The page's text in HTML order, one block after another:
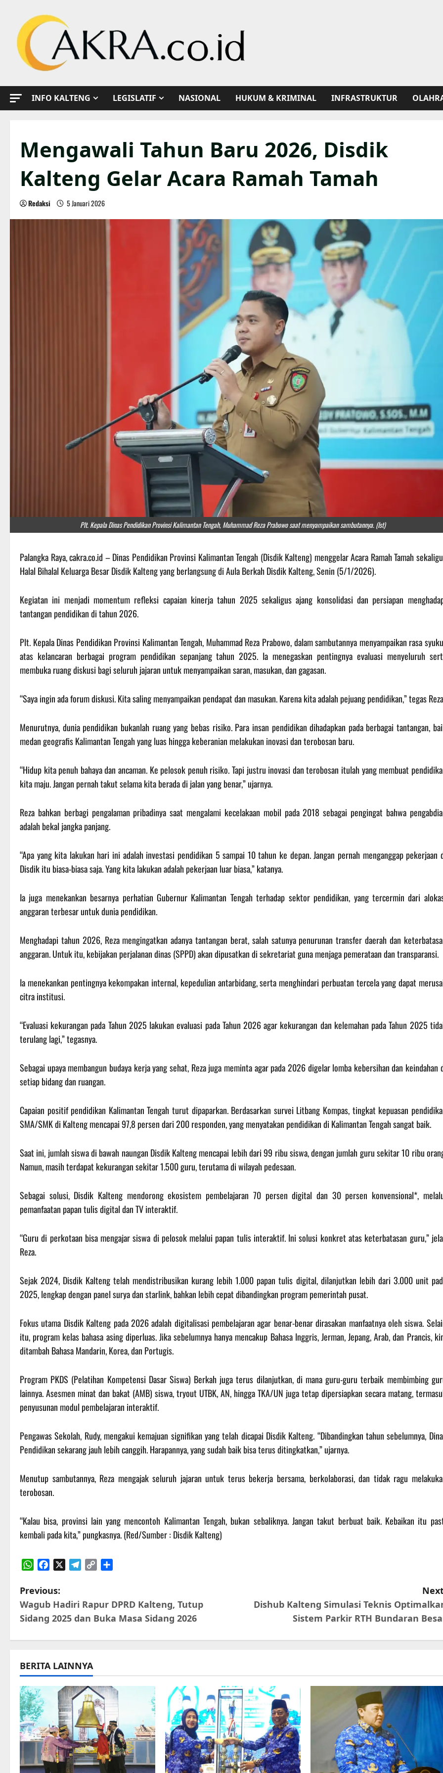
content
INFO KALTENG LEGISLATIF NASIONAL HUKUM & KRIMINAL INFRASTRUKTUR
Mengawali Tahun Baru 2026, Disdik
Kalteng Gelar Acara Ramah Tamah
Redaksi 5 Januari 2026
Plt. Kepala Dinas Pendidikan Provinsi Kalimantan Tengah, Muhammad Reza Prabowo saat menyampaikan sambutannya. (Ist)
Palangka Raya, cakra.co.id – Dinas Pendidikan Provinsi Kalimantan Tengah (Disdik Kalteng) menggelar Acara Ramah Tamah
Halal Bihalal Keluarga Besar Disdik Kalteng yang berlangsung di Aula Berkah Disdik Kalteng, Senin (5/1/2026).
Kegiatan ini menjadi momentum refleksi capaian kinerja tahun 2025 sekaligus ajang konsolidasi dan persiapan
tantangan pendidikan di tahun 2026.
Plt. Kepala Dinas Pendidikan Provinsi Kalimantan Tengah, Muhammad Reza Prabowo, dalam sambutannya menyampaikan rasa
atas kelancaran berbagai program pendidikan sepanjang tahun 2025. Ia menegaskan pentingnya evaluasi menyeluruh
membuka ruang diskusi bagi seluruh jajaran untuk menyampaikan saran, masukan, dan gagasan.
“Saya ingin ada forum diskusi. Kita saling menyampaikan pendapat dan masukan. Karena kita adalah pejuang pendidikan,” tegas
Menurutnya, dunia pendidikan bukanlah ruang yang bebas risiko. Para insan pendidikan dihadapkan pada berbagai tantangan,
medan geografis Kalimantan Tengah yang luas hingga keberanian melakukan inovasi dan terobosan baru.
“Hidup kita penuh bahaya dan ancaman. Ke pelosok penuh risiko. Tapi justru inovasi dan terobosan itulah yang membuat
kita maju. Jangan pernah takut selama kita berada di jalan yang benar,” ujarnya.
Reza bahkan berbagi pengalaman pribadinya saat mengalami kecelakaan mobil pada 2018 sebagai pengingat bahwa
adalah bekal jangka panjang.
“Apa yang kita lakukan hari ini adalah investasi pendidikan 5 sampai 10 tahun ke depan. Jangan pernah menganggap pekerjaan
Disdik itu biasa-biasa saja. Yang kita lakukan adalah pekerjaan luar biasa,” katanya.
Ia juga menekankan besarnya perhatian Gubernur Kalimantan Tengah terhadap sektor pendidikan, yang tercermin dari
anggaran terbesar untuk dunia pendidikan.
Menghadapi tahun 2026, Reza mengingatkan adanya tantangan berat, salah satunya penurunan transfer daerah dan
anggaran. Untuk itu, kebijakan perjalanan dinas (SPPD) akan dipusatkan di sekretariat guna menjaga pemerataan dan transparansi.
Ia menekankan pentingnya kekompakan internal, kepedulian antarbidang, serta menghindari perbuatan tercela yang dapat
citra institusi.
“Evaluasi kekurangan pada Tahun 2025 lakukan evaluasi pada Tahun 2026 agar kekurangan dan kelemahan pada Tahun 2025
terulang lagi,” tegasnya.
Sebagai upaya membangun budaya kerja yang sehat, Reza juga meminta agar pada 2026 digelar lomba kebersihan dan keindahan
setiap bidang dan ruangan.
Capaian positif pendidikan Kalimantan Tengah turut dipaparkan. Berdasarkan survei Litbang Kompas, tingkat kepuasan
SMA/SMK di Kalteng mencapai 97,8 persen dari 200 responden, yang menyatakan pendidikan di Kalimantan Tengah sangat baik.
Saat ini, jumlah siswa di bawah naungan Disdik Kalteng mencapai lebih dari 99 ribu siswa, dengan jumlah guru sekitar 10 ribu
Namun, masih terdapat kekurangan sekitar 1.500 guru, terutama di wilayah pedesaan.
Sebagai solusi, Disdik Kalteng mendorong ekosistem pembelajaran 70 persen digital dan 30 persen konvensional*,
pemanfaatan papan tulis digital dan TV interaktif.
“Guru di perkotaan bisa mengajar siswa di pelosok melalui papan tulis interaktif. Ini solusi konkret atas keterbatasan guru,”
Reza.
Sejak 2024, Disdik Kalteng telah mendistribusikan kurang lebih 1.000 papan tulis digital, dilanjutkan lebih dari 3.000 unit
2025, lengkap dengan panel surya dan starlink, bahkan lebih cepat dibandingkan program pemerintah pusat.
Fokus utama Disdik Kalteng pada 2026 adalah digitalisasi pembelajaran agar benar-benar dirasakan manfaatnya oleh siswa.
itu, program kelas bahasa asing diperluas. Jika sebelumnya hanya mencakup Bahasa Inggris, Jerman, Jepang, Arab, dan Prancis,
ditambah Bahasa Mandarin, Korea, dan Portugis.
Program PKDS (Pelatihan Kompetensi Dasar Siswa) Berkah juga terus dilanjutkan, di mana guru-guru terbaik membimbing
lainnya. Asesmen minat dan bakat (AMB) siswa, tryout UTBK, AN, hingga TKA/UN juga tetap dipersiapkan secara matang,
penyusunan modul pembelajaran interaktif.
Pengawas Sekolah, Rudy, mengakui kemajuan signifikan yang telah dicapai Disdik Kalteng. “Dibandingkan tahun sebelumnya,
Pendidikan sekarang jauh lebih canggih. Harapannya, yang sudah baik bisa terus ditingkatkan,” ujarnya.
Menutup sambutannya, Reza mengajak seluruh jajaran untuk terus bekerja bersama, berkolaborasi, dan tidak ragu
terobosan.
“Kalau bisa, provinsi lain yang mencontoh Kalimantan Tengah, bukan sebaliknya. Jangan takut berbuat baik. Kebaikan itu
kembali pada kita,” pungkasnya. (Red/Sumber : Disdik Kalteng)
P
o
s
n
a
v
i
g
Previous:
Wagub Hadiri Rapur DPRD Kalteng, Tutup
Sidang 2025 dan Buka Masa Sidang 2026
Dishub Kalteng Simulasi Teknis
Sistem Parkir RTH Bundaran
BERITA LAINNYA